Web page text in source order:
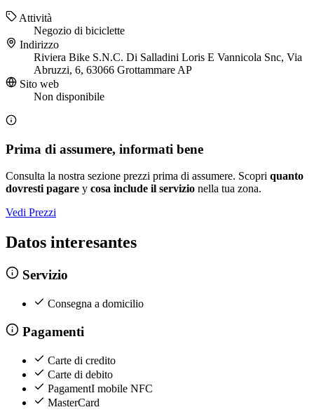
Attività
Negozio di biciclette
Indirizzo
Riviera Bike S.N.C. Di Salladini Loris E Vannicola Snc, Via
Abruzzi, 6, 63066 Grottammare AP
Sito web
Non disponibile
Prima di assumere, informati bene
Consulta la nostra sezione prezzi prima di assumere. Scopri quanto
dovresti pagare y cosa include il servizio nella tua zona.
Vedi Prezzi
Datos interesantes
Servizio
Consegna a domicilio
Pagamenti
Carte di credito
Carte di debito
PagamentI mobile NFC
MasterCard